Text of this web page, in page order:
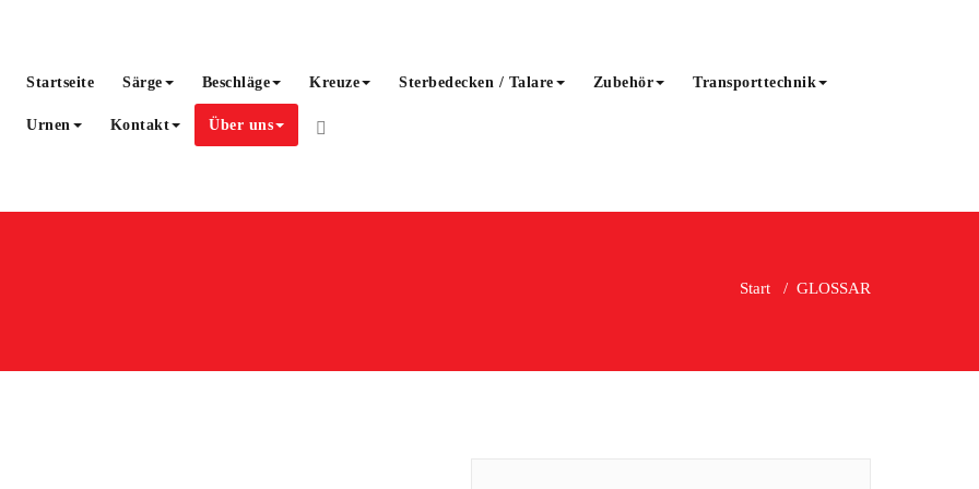
Startseite Särge Beschläge Kreuze Sterbedecken / Talare Zubehör Transporttechnik
Urnen Kontakt Über uns
Start / GLOSSAR